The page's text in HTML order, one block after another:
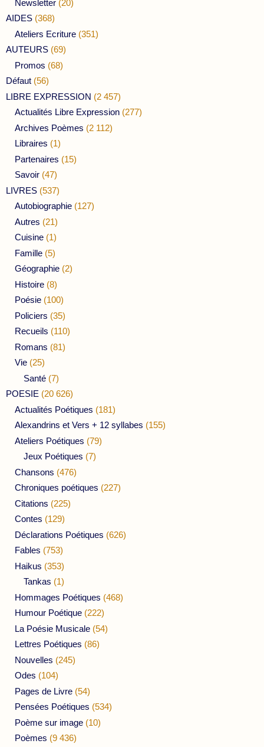
Newsletter (20)
AIDES (368)
Ateliers Ecriture (351)
AUTEURS (69)
Promos (68)
Défaut (56)
LIBRE EXPRESSION (2 457)
Actualités Libre Expression (277)
Archives Poèmes (2 112)
Libraires (1)
Partenaires (15)
Savoir (47)
LIVRES (537)
Autobiographie (127)
Autres (21)
Cuisine (1)
Famille (5)
Géographie (2)
Histoire (8)
Poésie (100)
Policiers (35)
Recueils (110)
Romans (81)
Vie (25)
Santé (7)
POESIE (20 626)
Actualités Poétiques (181)
Alexandrins et Vers + 12 syllabes (155)
Ateliers Poétiques (79)
Jeux Poétiques (7)
Chansons (476)
Chroniques poétiques (227)
Citations (225)
Contes (129)
Déclarations Poétiques (626)
Fables (753)
Haikus (353)
Tankas (1)
Hommages Poétiques (468)
Humour Poétique (222)
La Poésie Musicale (54)
Lettres Poétiques (86)
Nouvelles (245)
Odes (104)
Pages de Livre (54)
Pensées Poétiques (534)
Poème sur image (10)
Poèmes (9 436)